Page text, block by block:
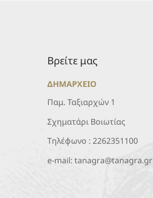
Βρείτε μας
ΔΗΜΑΡΧΕΙΟ
Παμ. Ταξιαρχών 1
Σχηματάρι Βοιωτίας
Τηλέφωνο :2262351100
e-mail:tanagra@tanagra.gr